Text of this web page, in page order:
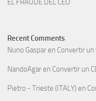
Recent Comments
Nuno Gaspar en Convertir un
NandoAgar en Convertir un
Pietro - Trieste (ITALY) en